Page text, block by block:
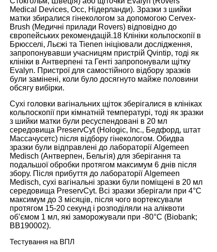
Medical Devices, Осс, Нідерланди). Зразки з шийки
матки збиралися гінекологом за допомогою Cervex-
Brush (Медичні прилади Rovers) відповідно до
європейських рекомендацій.18 Клініки кольпоскопії в
Брюсселі, Льєжі та Tienen ініціювали дослідження,
запропонувавши учасницям пристрій Qvintip, тоді як
клініки в Антверпені та Генті запропонували щітку
Evalyn. Пристрої для самостійного відбору зразків
були замінені, коли було досягнуто майже половини
обсягу вибірки.
Сухі головки вагінальних щіток зберігалися в клініках
кольпоскопії при кімнатній температурі, тоді як зразки
з шийки матки були ресуспендовані в 20 мл
середовища PreservCyt (Hologic, Inc., Бедфорд, штат
Массачусетс) після відбору гінекологом. Обидва
зразки були відправлені до лабораторії Algemeen
Medisch (Антверпен, Бельгія) для зберігання та
подальшої обробки протягом максимум 6 днів після
збору. Після прибуття до лабораторії Algemeen
Medisch, сухі вагінальні зразки були поміщені в 20 мл
середовища PreservCyt. Всі зразки зберігали при 4°C
максимум до 3 місяців, після чого вортексували
протягом 15-20 секунд і розподіляли на аліквоти
об’ємом 1 мл, які заморожували при -80°C (Biobank;
BB190002).
Тестування на ВПЛ